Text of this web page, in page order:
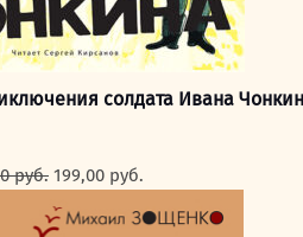
солдата Ивана
руб. Первоначальная
составляла
199,00 руб.
199,00 руб..